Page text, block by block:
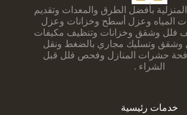
بأفضل الطرق والمعدات وتقديم
المياه وعزل أسطح وخزانات وعزل
فلل وشقق وخزانات وتنظيف مكيفات
وشقق وتسليك مجاري بالضغط ونقل
حشرات المنازل وفحص فلل قبل
الشراء .
خدمات رئيسية